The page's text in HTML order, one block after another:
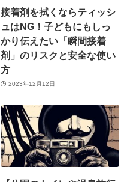
接着剤を拭くならティッシ
ュはNG！子どもにもしっ
かり伝えたい「瞬間接着
剤」のリスクと安全な使い
方
2023年12月12日